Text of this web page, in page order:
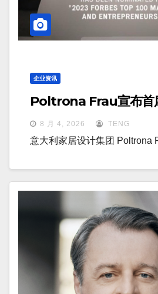
企业资讯
Poltrona Frau宣布首
8 月 4, 2026 TENG
意大利家居设计集团 Poltrona